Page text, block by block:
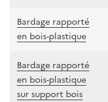
Bardage rapporté
en bois-plastique
Bardage rapporté
en bois-plastique
sur support bois